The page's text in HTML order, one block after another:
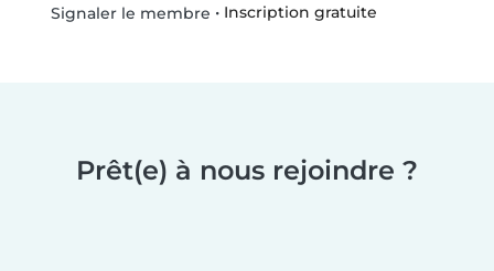
Signaler le membre • Inscription gratuite
Prêt(e) à nous rejoindre ?